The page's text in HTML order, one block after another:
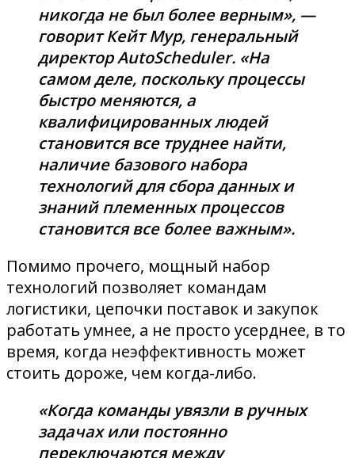
никогда не был более верным», —
говорит Кейт Мур, генеральный
директор AutoScheduler. «На
самом деле, поскольку процессы
быстро меняются, а
квалифицированных людей
становится все труднее найти,
наличие базового набора
технологий для сбора данных и
знаний племенных процессов
становится все более важным».
Помимо прочего, мощный набор
технологий позволяет командам
логистики, цепочки поставок и закупок
работать умнее, а не просто усерднее, в то
время, когда неэффективность может
стоить дороже, чем когда-либо.
«Когда команды увязли в ручных
задачах или постоянно
переключаются между